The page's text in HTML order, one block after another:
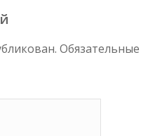
Обязательные